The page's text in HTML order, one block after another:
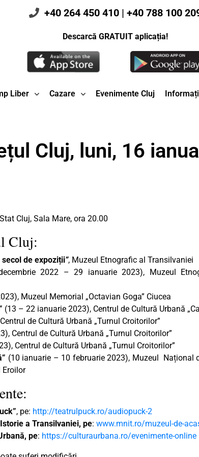
+40 264 450 410 | +40 788 100
Descarcă GRATUIT aplicația!
Liber Cazare Evenimente Cluj
Cluj, luni, 16
Cluj, Sala Mare, ora 20.00
Cluj:
de expoziții”, Muzeul Etnografic al Transilvaniei
2022 – 29 ianuarie 2023), Muzeul
Muzeul Memorial „Octavian Goga” Ciucea
(13 – 22 ianuarie 2023), Centrul de Cultură Urbană
de Cultură Urbană „Turnul Croitorilor”
Centrul de Cultură Urbană „Turnul Croitorilor”
Centrul de Cultură Urbană „Turnul Croitorilor”
(10 ianuarie – 10 februarie 2023), Muzeul Național
Eroilor
, pe: http://teatrulpuck.ro/audiopuck-2
a Transilvaniei, pe: www.mnit.ro/muzeul-de-
pe: https://culturaurbana.ro/evenimente-online